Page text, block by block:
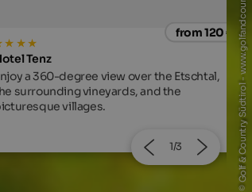
from 40
Haus Sepp Plank
Family-run house with beautiful garden and
panoramic view of Rosengarten.
2/3 © Golf & Country Südtirol - www.golfandcountry.it